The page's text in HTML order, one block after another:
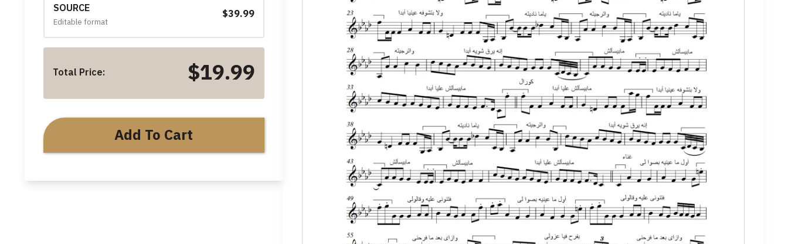
SOURCE
Editable format
$39.99
Total Price: $19.99
Add To Cart